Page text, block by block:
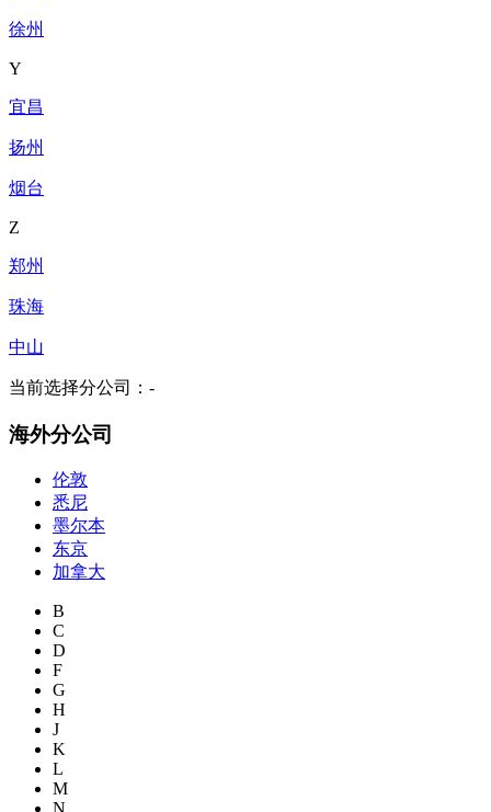
徐州
Y
宜昌
扬州
烟台
Z
郑州
珠海
中山
当前选择分公司： -
海外分公司
伦敦
悉尼
墨尔本
东京
加拿大
B
C
D
F
G
H
J
K
L
M